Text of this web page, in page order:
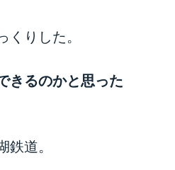
りした。
きるのかと思った
鉄道。